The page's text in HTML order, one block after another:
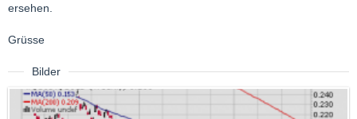
ersehen.
Grüsse
Bilder